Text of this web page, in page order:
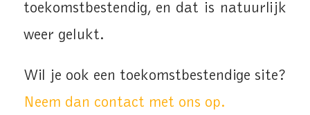
toekomstbestendig, en dat is natuurlijk
weer gelukt.
Wil je ook een toekomstbestendige site?
Neem dan contact met ons op.